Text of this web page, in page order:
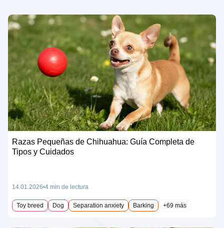
Razas Pequeñas de Chihuahua: Guía Completa de
Tipos y Cuidados
14.01.2026 4 min de lectura
Toy breed Dog Separation anxiety Barking +69 más